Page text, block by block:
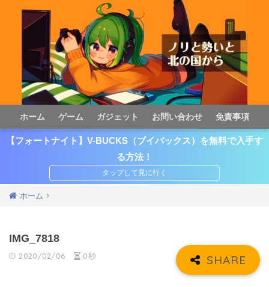
ホーム ゲーム ガジェット お問い合わせ 免責事項
【フォートナイト】V-BUCKS（ブイバックス）を無料で入手す
る方法！
ホーム
IMG_7818
2020/02/06 0秒